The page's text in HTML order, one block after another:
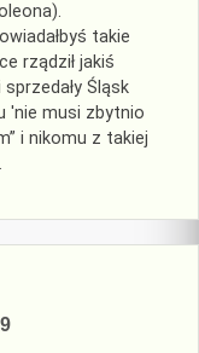
takie
rządził jakiś
Śląsk
'nie musi zbytnio
i nikomu z takiej